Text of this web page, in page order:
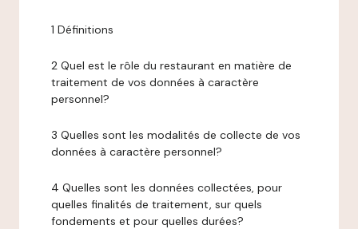
1 Définitions
2 Quel est le rôle du restaurant en matière de
traitement de vos données à caractère
personnel?
3 Quelles sont les modalités de collecte de vos
données à caractère personnel?
4 Quelles sont les données collectées, pour
quelles finalités de traitement, sur quels
fondements et pour quelles durées?